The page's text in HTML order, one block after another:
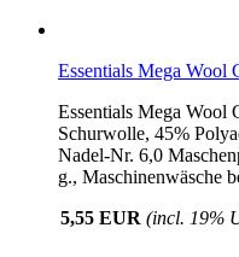
Essentials Mega Wool
Essentials Mega Wool
Schurwolle, 45%
Nadel-Nr. 6,0
g., Maschinenwäsche
5,55 EUR (incl. 19%